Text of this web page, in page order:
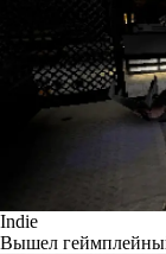
Indie
Вышел